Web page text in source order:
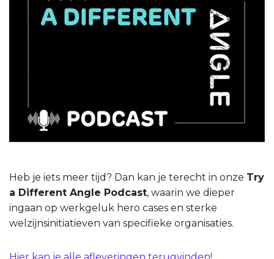
Heb je iets meer tijd? Dan kan je terecht in onze Try
a Different Angle Podcast, waarin we dieper
ingaan op werkgeluk hero cases en sterke
welzijnsinitiatieven van specifieke organisaties.